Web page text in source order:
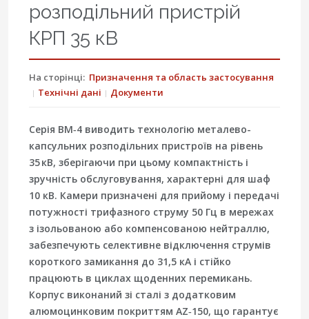
розподільний пристрій
КРП 35 кВ
На сторінці: Призначення та область застосування
Технічні дані
Документи
Серія ВМ‑4 виводить технологію металево-
капсульних розподільних пристроїв на рівень
35 кВ, зберігаючи при цьому компактність і
зручність обслуговування, характерні для шаф
10 кВ. Камери призначені для прийому і передачі
потужності трифазного струму 50 Гц в мережах
з ізольованою або компенсованою нейтраллю,
забезпечують селективне відключення струмів
короткого замикання до 31,5 кА і стійко
працюють в циклах щоденних перемикань.
Корпус виконаний зі сталі з додатковим
алюмоцинковим покриттям AZ‑150, що гарантує